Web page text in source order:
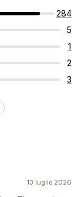
284
5
1
2
3
13 luglio 2026